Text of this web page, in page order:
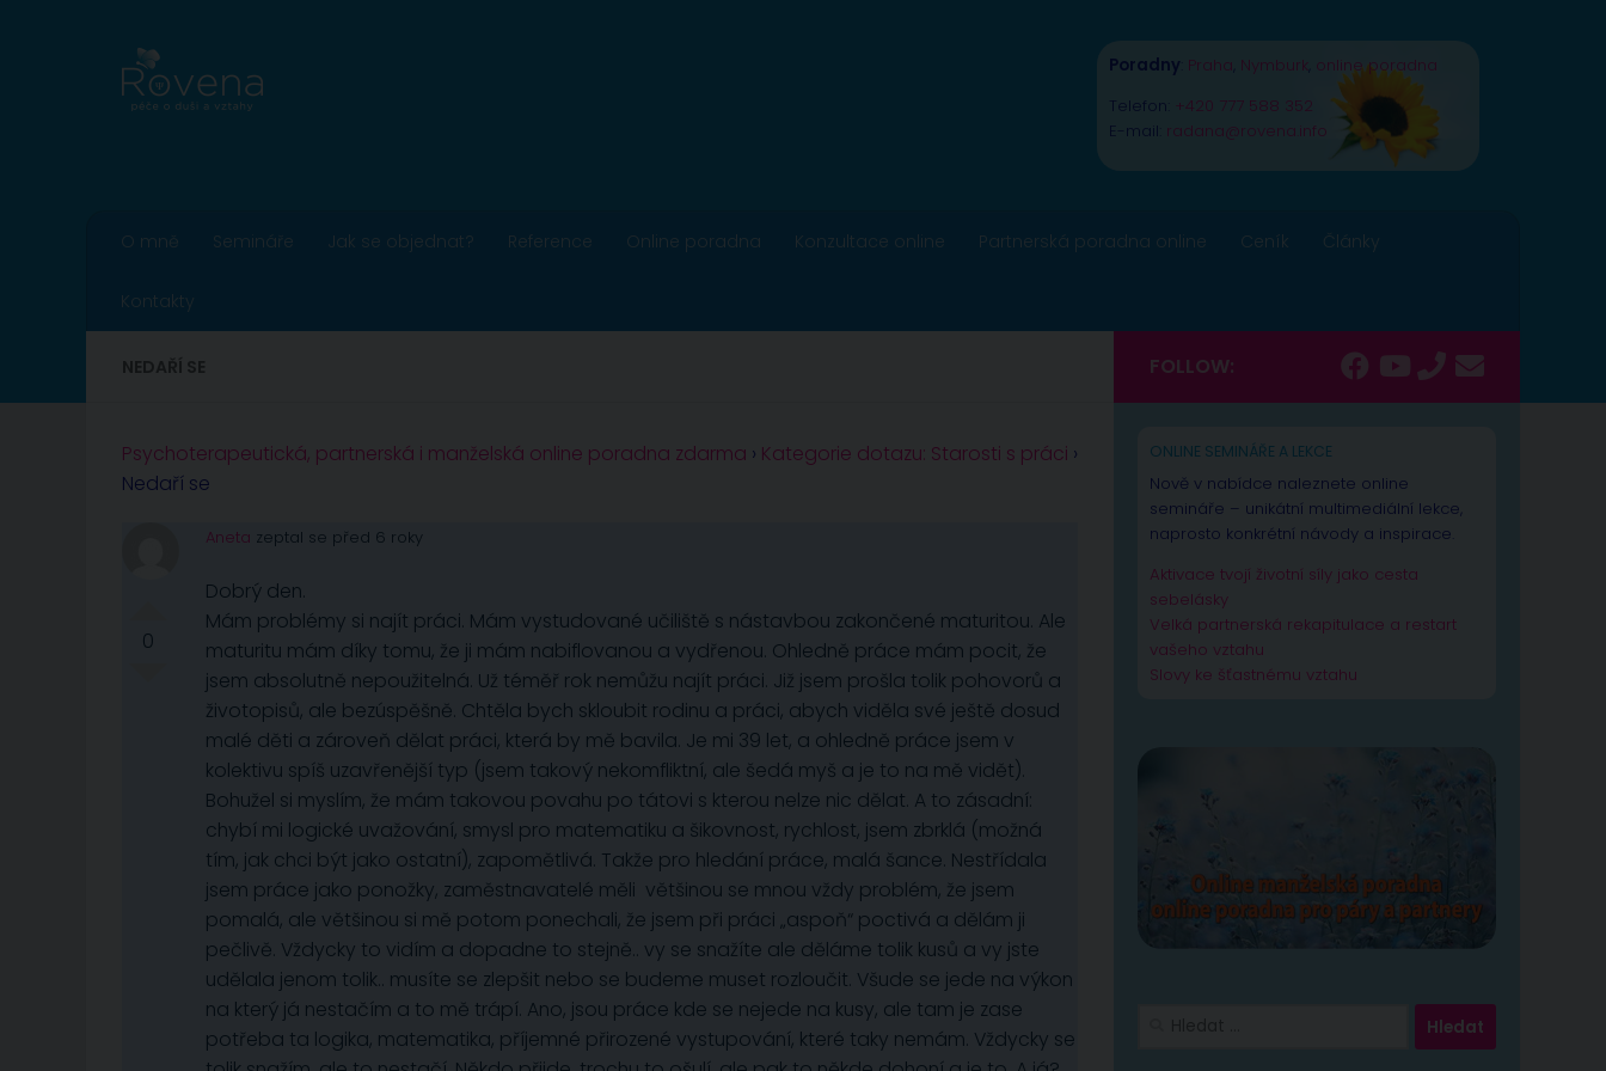
Poradny Praha Nymburk online poradna
Telefon: +420 777 588 352
E-mail: radana@rovena.info
O mně Semináře Jak se objednat? Reference Online poradna Konzultace online Partnerská poradna online Ceník Články
Kontakty
Psychoterapeutická, partnerská i manželská online poradna zdarma › Kategorie dotazu: Starosti s práci ›
Nedaří se
0
Aneta zeptal se před 6 roky
Dobrý den.
Mám problémy si najít práci. Mám vystudované učiliště s nástavbou zakončené maturitou. Ale
maturitu mám díky tomu, že ji mám nabiflovanou a vydřenou. Ohledně práce mám pocit, že
jsem absolutně nepoužitelná. Už téměř rok nemůžu najít práci. Již jsem prošla tolik pohovorů a
životopisů, ale bezúspěšně. Chtěla bych skloubit rodinu a práci, abych viděla své ještě dosud
malé děti a zároveň dělat práci, která by mě bavila. Je mi 39 let, a ohledně práce jsem v
kolektivu spíš uzavřenější typ (jsem takový nekomfliktní, ale šedá myš a je to na mě vidět).
Bohužel si myslím, že mám takovou povahu po tátovi s kterou nelze nic dělat. A to zásadní:
chybí mi logické uvažování, smysl pro matematiku a šikovnost, rychlost, jsem zbrklá (možná
tím, jak chci být jako ostatní), zapomětlivá. Takže pro hledání práce, malá šance. Nestřídala
jsem práce jako ponožky, zaměstnavatelé měli většinou se mnou vždy problém, že jsem
pomalá, ale většinou si mě potom ponechali, že jsem při práci „aspoň“ poctivá a dělám ji
pečlivě. Vždycky to vidím a dopadne to stejně.. vy se snažíte ale děláme tolik kusů a vy jste
udělala jenom tolik.. musíte se zlepšit nebo se budeme muset rozloučit. Všude se jede na výkon
na který já nestačím a to mě trápí. Ano, jsou práce kde se nejede na kusy, ale tam je zase
potřeba ta logika, matematika, příjemné přirozené vystupování, které taky nemám. Vždycky se
FOLLOW:
ONLINE SEMINÁŘE A LEKCE
Nově v nabídce naleznete online
semináře – unikátní multimediální lekce,
naprosto konkrétní návody a inspirace.
Aktivace tvojí životní síly jako cesta
sebelásky
Velká partnerská rekapitulace a restart
vašeho vztahu
Slovy ke šťastnému vztahu